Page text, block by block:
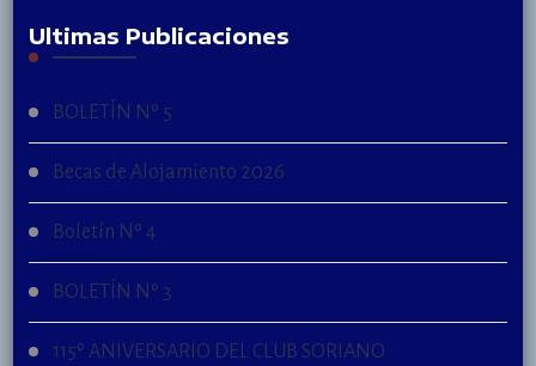
Ultimas Publicaciones
BOLETÍN Nº 5
Becas de Alojamiento 2026
Boletín Nº 4
BOLETÍN Nº 3
115º ANIVERSARIO DEL CLUB SORIANO